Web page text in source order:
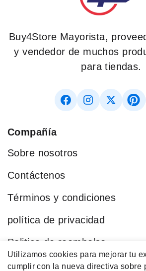
Utilizamos cookies para mejorar tu
cumplir con la nueva directiva sobre
Buy4Store Mayorista,
y vendedor de muchos
para tiendas.
Compañía
Sobre nosotros
Contáctenos
Términos y condiciones
política de privacidad
Politica de reembolso
Blog